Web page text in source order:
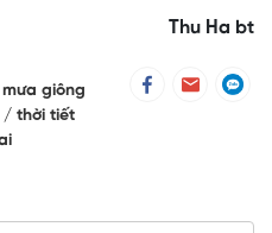
Thu Ha bt
mưa giông
thời tiết